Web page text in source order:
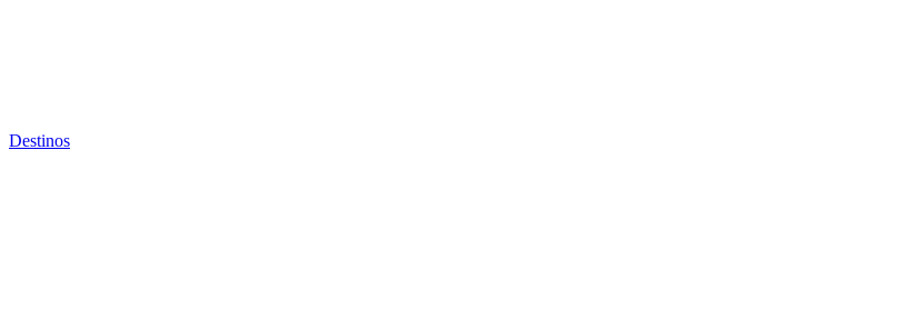
Destinos